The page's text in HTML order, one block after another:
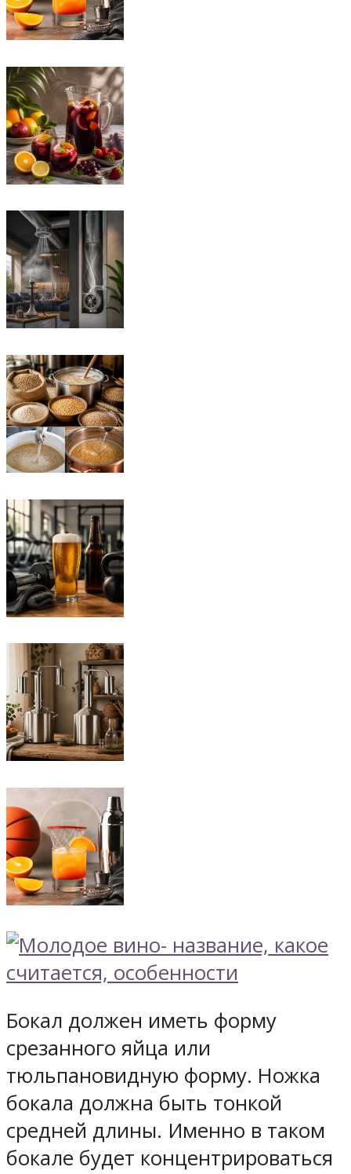
Бокал должен иметь форму
срезанного яйца или
тюльпановидную форму. Ножка
бокала должна быть тонкой
средней длины. Именно в таком
бокале будет концентрироваться